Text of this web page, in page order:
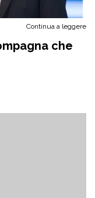
Continua a leggere
che